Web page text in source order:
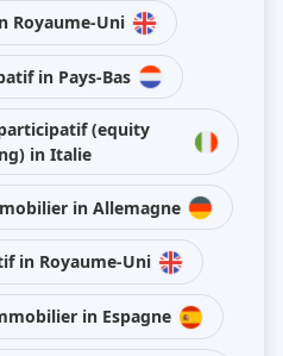
Royaume-Uni
in Pays-Bas
(equity
in Italie
in Allemagne
in Royaume-Uni
in Espagne